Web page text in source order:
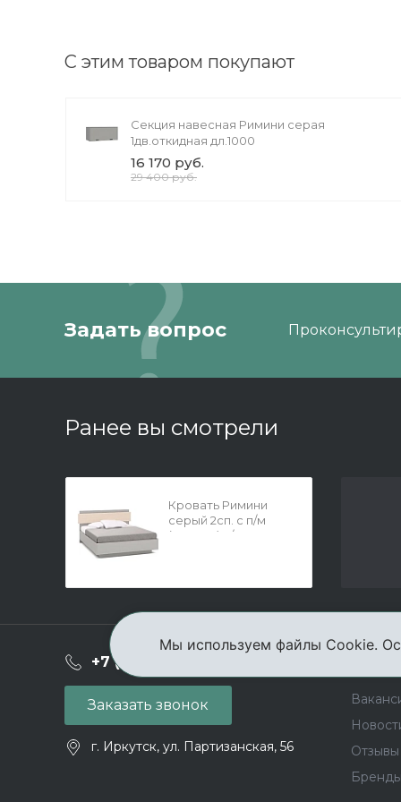
С этим товаром покупают
Секция навесная Римини серая
1дв.откидная дл.1000
16 170 руб.
29 400 руб.
Задать вопрос
Ранее вы смотрели
Кровать Римини
серый 2сп. с п/м
(1600мм) д/матр.20-
+7 (3952) 503-504
Заказать звонок
г. Иркутск, ул. Партизанская, 56
Отзывы
Бренды
Мы используем файлы Cookie.